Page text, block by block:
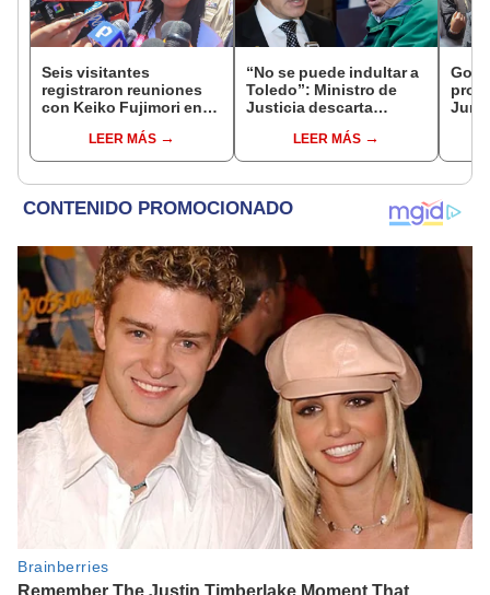
Seis visitantes
registraron reuniones
con Keiko Fujimori en
presidenta se
encontraba en Junín
LEER MÁS
“No se puede indultar a
Toledo”: Ministro de
Justicia descarta
exmandatario
LEER MÁS